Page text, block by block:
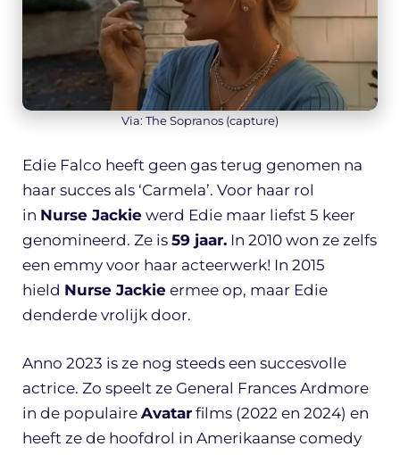
Via: The Sopranos (capture)
Edie Falco heeft geen gas terug genomen na
haar succes als ‘Carmela’. Voor haar rol
in Nurse Jackie werd Edie maar liefst 5 keer
genomineerd. Ze is 59 jaar. In 2010 won ze zelfs
een emmy voor haar acteerwerk! In 2015
hield Nurse Jackie ermee op, maar Edie
denderde vrolijk door.
Anno 2023 is ze nog steeds een succesvolle
actrice. Zo speelt ze General Frances Ardmore
in de populaire Avatar films (2022 en 2024) en
heeft ze de hoofdrol in Amerikaanse comedy